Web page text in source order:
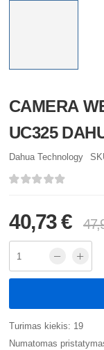
CAMERA
UC325
Dahua Technology
40,73 €
Turimas kiekis: 19
Numatomas